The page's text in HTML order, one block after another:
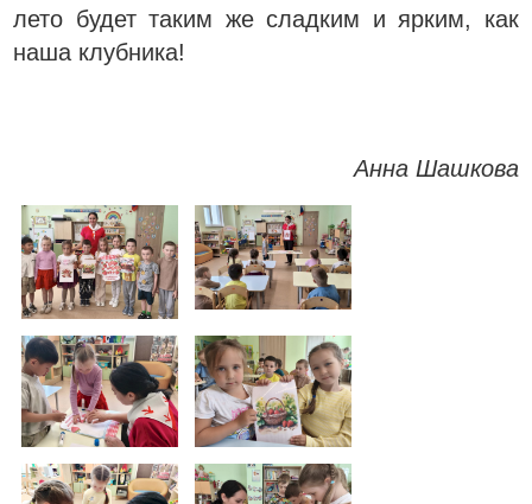
лето будет таким же сладким и ярким, как
наша клубника!
Анна Шашкова